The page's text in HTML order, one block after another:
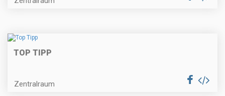
TOP TIPP
Zentralraum